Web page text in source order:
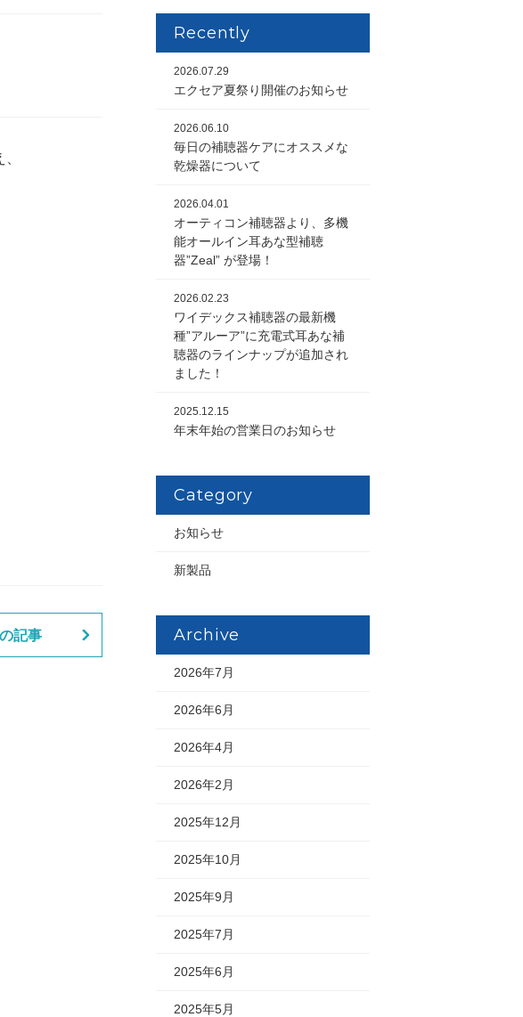
記事
Recently
2026.07.29
エクセア夏祭り開催のお知らせ
2026.06.10
毎日の補聴器ケアにオススメな
乾燥器について
2026.04.01
オーティコン補聴器より、多機
能オールイン耳あな型補聴
器”Zeal” が登場！
2026.02.23
ワイデックス補聴器の最新機
種”アルーア”に充電式耳あな補
聴器のラインナップが追加され
ました！
2025.12.15
年末年始の営業日のお知らせ
Category
お知らせ
新製品
Archive
2026年7月
2026年6月
2026年4月
2026年2月
2025年12月
2025年10月
2025年9月
2025年7月
2025年6月
2025年5月